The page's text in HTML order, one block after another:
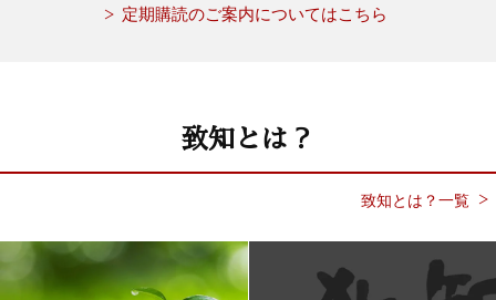
定期購読のご案内についてはこちら
致知とは？
致知とは？一覧